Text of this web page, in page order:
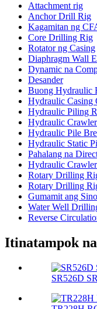
Attachment rig
Anchor Drill Rig
Kagamitan ng
Core Drilling Rig
Rotator ng Casing
Diaphragm Wall
Dynamic na
Desander
Buong Hydraulic
Hydraulic Casing
Hydraulic Piling
Hydraulic
Hydraulic Pile
Hydraulic Static
Pahalang na
Hydraulic
Rotary Drilling
Rotary Drilling
Gumamit ang
Water Well
Reverse
Itinatampok
SR526D